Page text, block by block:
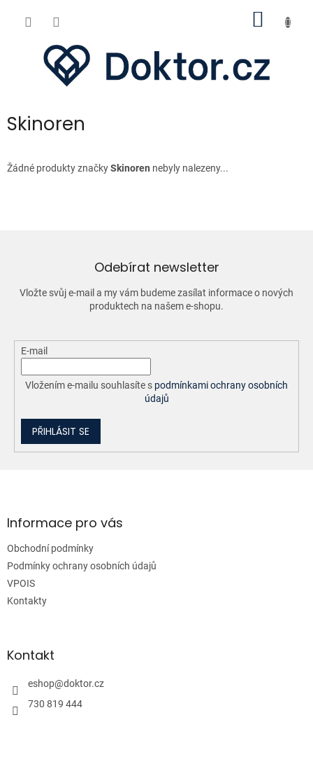
Skinoren
Žádné produkty značkySkinoren nebyly nalezeny...
Odebírat newsletter
Vložte svůj e-mail a my vám budeme zasílat informace o nových
produktech na našem e-shopu.
E-mail
Vložením e-mailu souhlasíte s podmínkami ochrany osobních
údajů
PŘIHLÁSIT SE
aInformace pro vás
Obchodní podmínky
Podmínky ochrany osobních údajů
VPOIS
Kontakty
Kontakt
eshop@doktor.cz
730 819 444